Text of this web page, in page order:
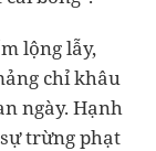
lộng lẫy,
chỉ khâu
ngày. Hạnh
trừng phạt